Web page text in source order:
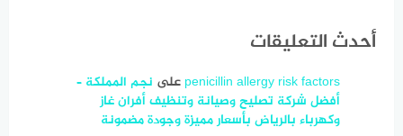
أحدث التعليقات
penicillin allergy risk factors على نجم المملكة –
أفضل شركة تصليح وصيانة وتنظيف أفران غاز
وكهرباء بالرياض بأسعار مميزة وجودة مضمونة